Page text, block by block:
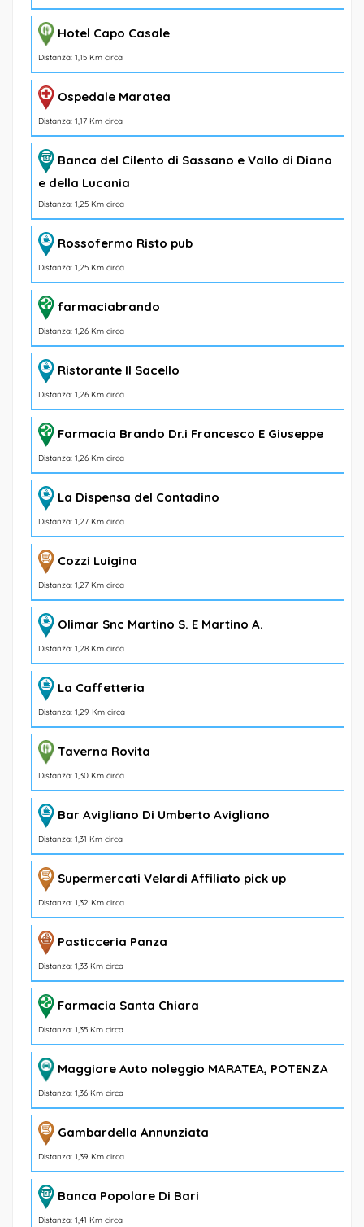
Hotel Capo Casale
Distanza: 1,15 Km circa
Ospedale Maratea
Distanza: 1,17 Km circa
Banca del Cilento di Sassano e Vallo di Diano
e della Lucania
Distanza: 1,25 Km circa
Rossofermo Risto pub
Distanza: 1,25 Km circa
farmaciabrando
Distanza: 1,26 Km circa
Ristorante Il Sacello
Distanza: 1,26 Km circa
Farmacia Brando Dr.i Francesco E Giuseppe
Distanza: 1,26 Km circa
La Dispensa del Contadino
Distanza: 1,27 Km circa
Cozzi Luigina
Distanza: 1,27 Km circa
Olimar Snc Martino S. E Martino A.
Distanza: 1,28 Km circa
La Caffetteria
Distanza: 1,29 Km circa
Taverna Rovita
Distanza: 1,30 Km circa
Bar Avigliano Di Umberto Avigliano
Distanza: 1,31 Km circa
Supermercati Velardi Affiliato pick up
Distanza: 1,32 Km circa
Pasticceria Panza
Distanza: 1,33 Km circa
Farmacia Santa Chiara
Distanza: 1,35 Km circa
Maggiore Auto noleggio MARATEA, POTENZA
Distanza: 1,36 Km circa
Gambardella Annunziata
Distanza: 1,39 Km circa
Banca Popolare Di Bari
Distanza: 1,41 Km circa